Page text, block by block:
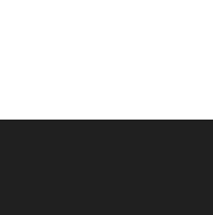
szybkiego,